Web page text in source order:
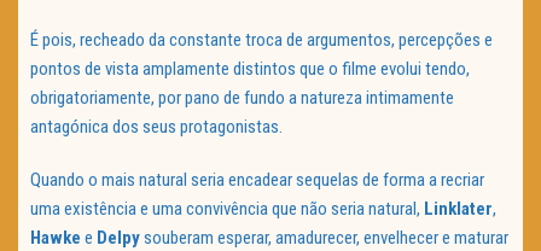
É pois, recheado da constante troca de argumentos, percepções e
pontos de vista amplamente distintos que o filme evolui tendo,
obrigatoriamente, por pano de fundo a natureza intimamente
antagónica dos seus protagonistas.
Quando o mais natural seria encadear sequelas de forma a recriar
uma existência e uma convivência que não seria natural, Linklater,
Hawke e Delpysouberam esperar, amadurecer, envelhecer e maturar